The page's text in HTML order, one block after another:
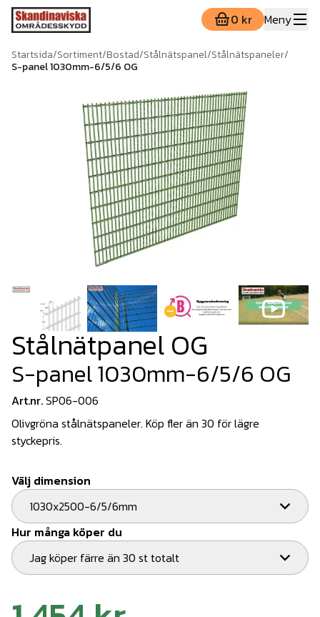
0 kr Meny
Startsida/Sortiment/Bostad/Stålnätspanel/Stålnätspaneler/
S-panel 1030mm-6/5/6 OG
Stålnätpanel OG
S-panel 1030mm-6/5/6 OG
Art.nr.SP06-006
Olivgröna stålnätspaneler. Köp fler än 30 för lägre
styckepris.
Välj dimension
1030x2500-6/5/6mm
Hur många köper du
Jag köper färre än 30 st totalt